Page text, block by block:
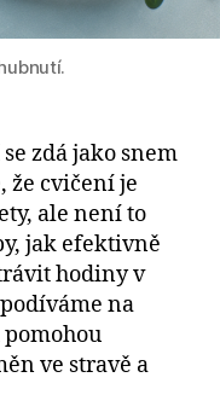
zdá jako snem
že cvičení je
ale není to
jak efektivně
hodiny v
na
ve stravě a